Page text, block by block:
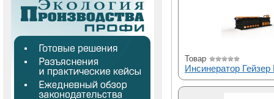
Товар
Инсинератор